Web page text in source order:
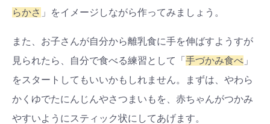
らかさ 」をイメージしながら作ってみましょう。
また、お子さんが自分から離乳食に手を伸ばすようすが
見られたら、自分で食べる練習として「 手づかみ食べ 」
をスタートしてもいいかもしれません。まずは、やわら
かくゆでたにんじんやさつまいもを、赤ちゃんがつかみ
やすいようにスティック状にしてあげます。